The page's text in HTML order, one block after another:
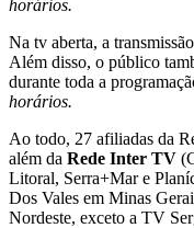
horários.
Na tv aberta, a
Além disso, o público
durante toda a
horários.
Ao todo, 27 afiliadas da
além da Rede Inter TV
Litoral, Serra+Mar e
Dos Vales em Minas
Nordeste, exceto a TV